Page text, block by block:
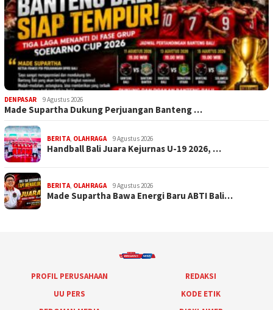
DENPASAR 9 Agustus 2026
Made Supartha Dukung Perjuangan Banteng …
BERITA, OLAHRAGA 9 Agustus 2026
Handball Bali Juara Kejurnas U-19 2026, …
BERITA, OLAHRAGA 9 Agustus 2026
Made Supartha Bawa Energi Baru ABTI Bali…
PROFIL PERUSAHAAN
REDAKSI
UU PERS
KODE ETIK